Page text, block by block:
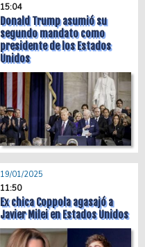
15:04
Donald Trump asumió su
segundo mandato como
presidente de los Estados
Unidos
19/01/2025
11:50
Ex chica Coppola agasajó a
Javier Milei en Estados Unidos